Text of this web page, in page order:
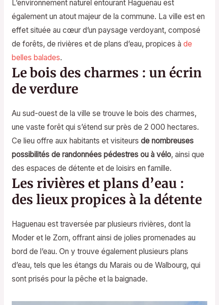
L’environnement naturel entourant Haguenau est
également un atout majeur de la commune. La ville est en
effet située au cœur d’un paysage verdoyant, composé
de forêts, de rivières et de plans d’eau, propices à de
belles balades.
Le bois des charmes : un écrin
de verdure
Au sud-ouest de la ville se trouve le bois des charmes,
une vaste forêt qui s’étend sur près de 2 000 hectares.
Ce lieu offre aux habitants et visiteurs de nombreuses
possibilités de randonnées pédestres ou à vélo, ainsi que
des espaces de détente et de loisirs en famille.
Les rivières et plans d’eau :
des lieux propices à la détente
Haguenau est traversée par plusieurs rivières, dont la
Moder et le Zorn, offrant ainsi de jolies promenades au
bord de l’eau. On y trouve également plusieurs plans
d’eau, tels que les étangs du Marais ou de Walbourg, qui
sont prisés pour la pêche et la baignade.